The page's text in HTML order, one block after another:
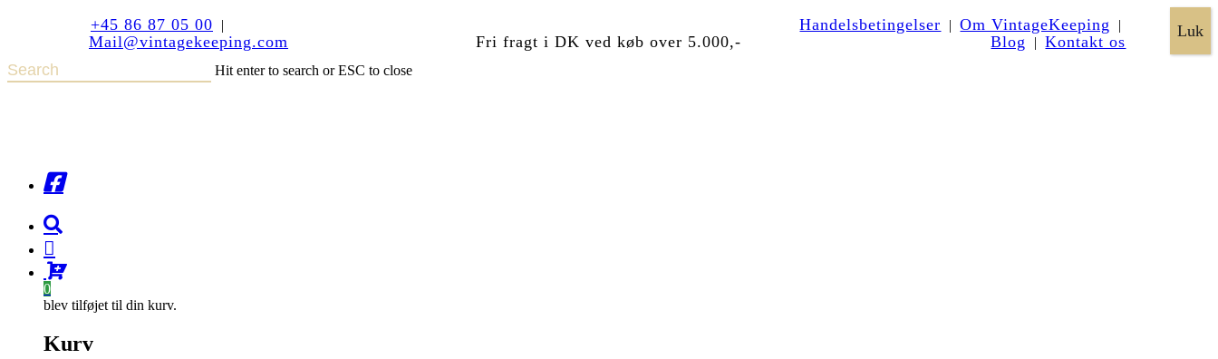
+45 86 87 05 00 |
Mail@vintagekeeping.com Fri fragt i DK ved køb over 5.000,-
Handelsbetingelser | Om VintageKeeping |
Blog | Kontakt os
Hit enter to search or ESC to close
0
blev tilføjet til din kurv.
Kurv
×
Luk